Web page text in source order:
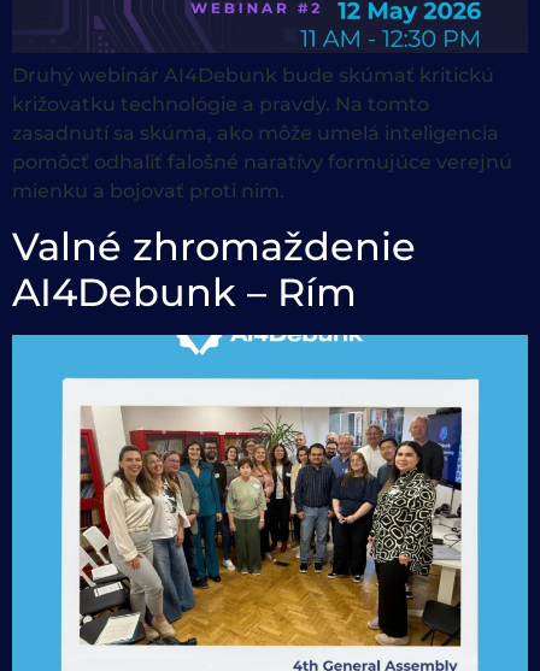
Druhý webinár AI4Debunk bude skúmať kritickú
križovatku technológie a pravdy. Na tomto
zasadnutí sa skúma, ako môže umelá inteligencia
pomôcť odhaliť falošné naratívy formujúce verejnú
mienku a bojovať proti nim.
Valné zhromaždenie
AI4Debunk – Rím